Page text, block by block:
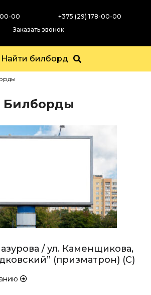
00-00
+375 (29) 178-00-00
Заказать звонок
Найти билборд
Билборды
/ ул. Каменщикова,
(призматрон) (С)